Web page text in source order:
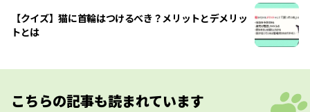
【クイズ】猫に首輪はつけるべき？メリットとデメリッ
トとは
こちらの記事も読まれています